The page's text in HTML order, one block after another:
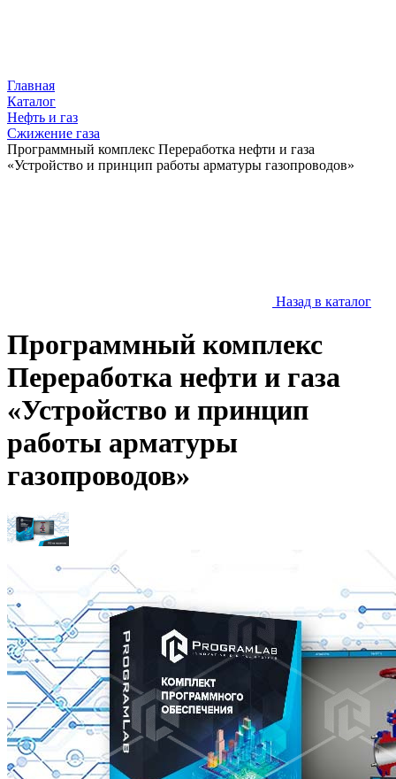
Главная
Каталог
Нефть и газ
Сжижение газа
Программный комплекс Переработка нефти и газа
«Устройство и принцип работы арматуры газопроводов»
Назад в каталог
Программный комплекс
Переработка нефти и газа
«Устройство и принцип
работы арматуры
газопроводов»